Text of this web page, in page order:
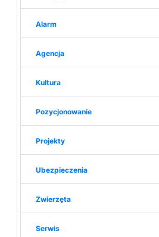
Alarm
Agencja
Kultura
Pozycjonowanie
Projekty
Ubezpieczenia
Zwierzęta
Serwis